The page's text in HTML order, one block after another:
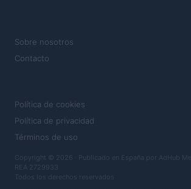
Sobre nosotros
Contacto
Política de cookies
Política de privacidad
Términos de uso
Copyright © 2026 · Publicado en España por AdHub
REA 2729933
Todos los derechos reservados